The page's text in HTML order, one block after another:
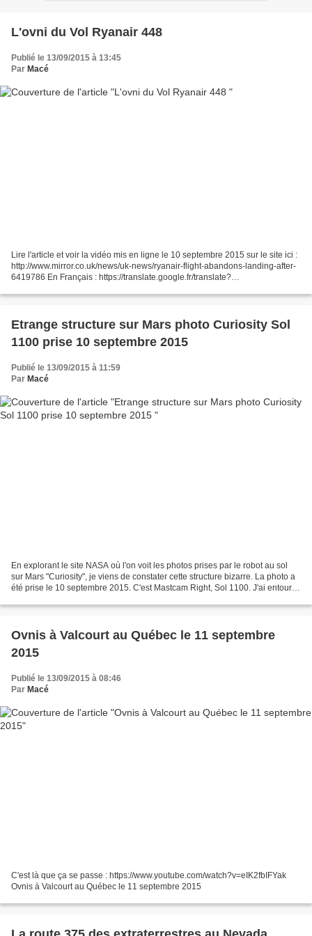
L'ovni du Vol Ryanair 448
Publié le 13/09/2015 à 13:45
Par Macé
Lire l'article et voir la vidéo mis en ligne le 10 septembre 2015 sur le site ici :
http://www.mirror.co.uk/news/uk-news/ryanair-flight-abandons-landing-after-
6419786 En Français : https://translate.google.fr/translate?
8&u=http%3A%2F%2Fwww.mirror.co.uk%2Fnews%2Fuk-news%2Fryanair-
Etrange structure sur Mars photo Curiosity Sol
1100 prise 10 septembre 2015
Publié le 13/09/2015 à 11:59
Par Macé
En explorant le site NASA où l'on voit les photos prises par le robot au sol
sur Mars "Curiosity", je viens de constater cette structure bizarre. La photo a
été prise le 10 septembre 2015. C'est Mastcam Right, Sol 1100. J'ai entouré
Ovnis à Valcourt au Québec le 11 septembre
2015
Publié le 13/09/2015 à 08:46
Par Macé
C'est là que ça se passe : https://www.youtube.com/watch?v=eIK2fbIFYak
Ovnis à Valcourt au Québec le 11 septembre 2015